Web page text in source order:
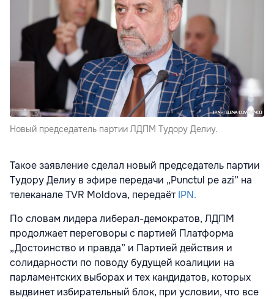
Новый председатель партии ЛДПМ Тудору Делиу.
Такое заявление сделал новый председатель партии
Тудору Делиу в эфире передачи „Punctul pe azi” на
телеканале TVR Moldova, передаётIPN.
По словам лидера либерал-демократов, ЛДПМ
продолжает переговоры с партией Платформа
„Достоинство и правда” и Партией действия и
солидарности по поводу будущей коалиции на
парламентских выборах и тех кандидатов, которых
выдвинет избирательный блок, при условии, что все